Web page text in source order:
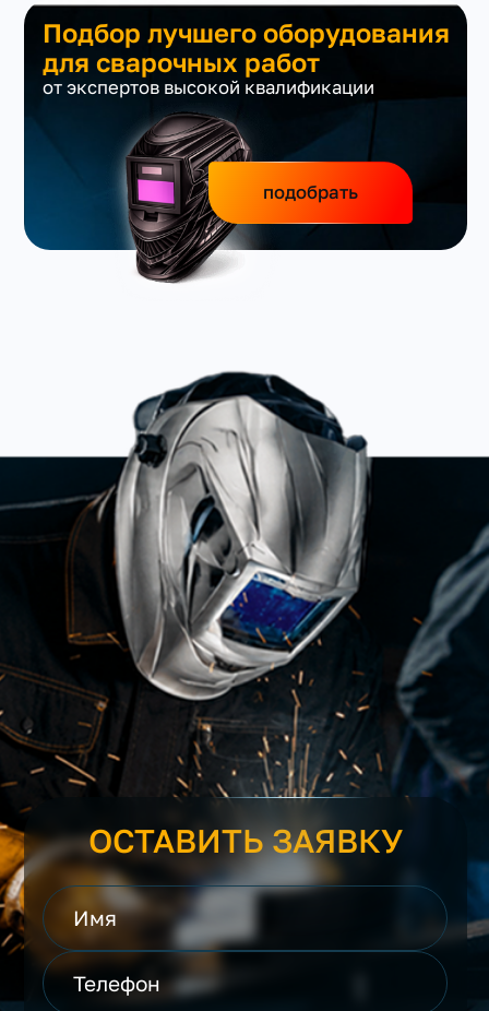
Подбор лучшего оборудования
для сварочных работ
от экспертов высокой квалификации
подобрать
ОСТАВИТЬ ЗАЯВКУ